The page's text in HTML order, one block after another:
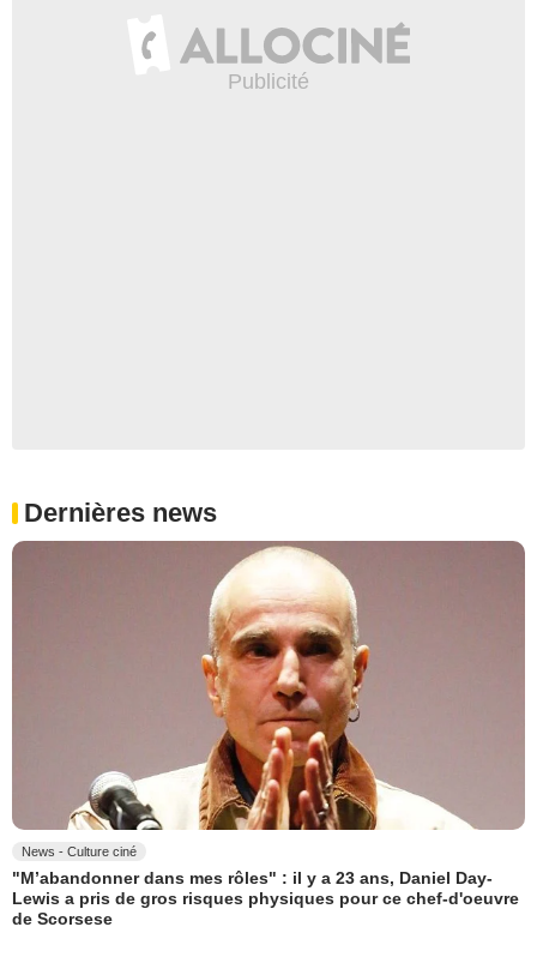
Dernières news
News - Culture ciné
"M’abandonner dans mes rôles" : il y a 23 ans, Daniel Day-
Lewis a pris de gros risques physiques pour ce chef-d'oeuvre
de Scorsese